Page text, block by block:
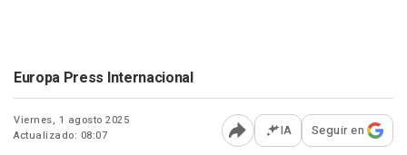
Europa Press Internacional
Viernes, 1 agosto 2025
Actualizado: 08:07
Abrir opciones para
IA Seguir en